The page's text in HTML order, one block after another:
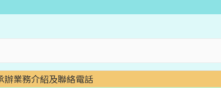
辦業務介紹及聯絡電話